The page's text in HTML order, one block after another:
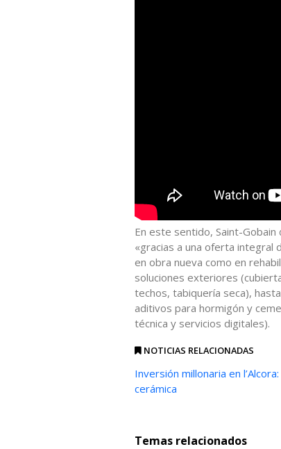
En este sentido, Saint-
«gracias a una oferta integral
en obra nueva como en
soluciones exteriores
techos, tabiquería seca),
aditivos para hormigón y
técnica y servicios digitales).
NOTICIAS RELACIONADAS
Inversión millonaria en
cerámica
Temas relacionados